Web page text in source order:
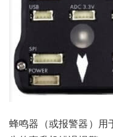
蜂鸣器（或报警器）用